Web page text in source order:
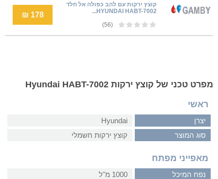
קוצץ ירקות עם להב כפולה אל חלד
HYUNDAI HABT-7002...
(56)
178 ₪
מפרט טכני של קוצץ ירקות Hyundai HABT-7002
ראשי
יצרן
Hyundai
סוג המוצר
קוצץ ירקות חשמלי
מאפייני מפתח
נפח המיכל
1000 מ"ל